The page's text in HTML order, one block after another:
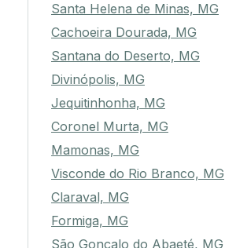
Santa Helena de Minas, MG
Cachoeira Dourada, MG
Santana do Deserto, MG
Divinópolis, MG
Jequitinhonha, MG
Coronel Murta, MG
Mamonas, MG
Visconde do Rio Branco, MG
Claraval, MG
Formiga, MG
São Gonçalo do Abaeté, MG